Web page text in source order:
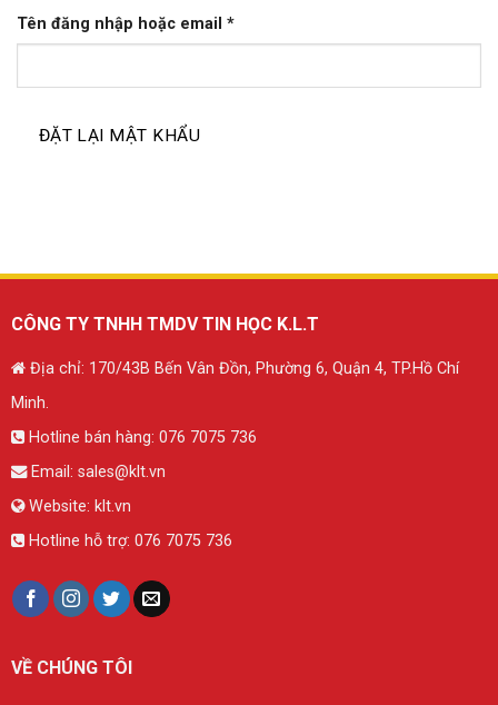
Tên đăng nhập hoặc email *Bắt
buộc
ĐẶT LẠI MẬT KHẨU
CÔNG TY TNHH TMDV TIN HỌC K.L.T
Địa chỉ: 170/43B Bến Vân Đồn, Phường 6, Quận 4, TP.Hồ Chí
Minh.
Hotline bán hàng: 076 7075 736
Email: sales@klt.vn
Website: klt.vn
Hotline hỗ trợ: 076 7075 736
VỀ CHÚNG TÔI